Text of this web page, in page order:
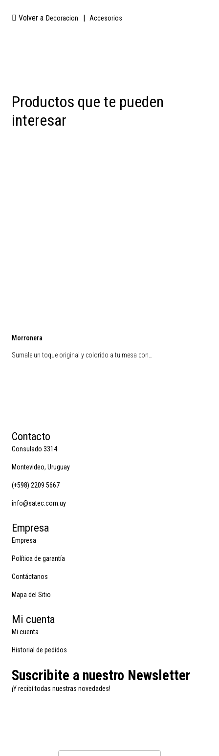
Volver a Decoracion | Accesorios
Productos que te pueden
interesar
Morronera
Sumale un toque original y colorido a tu mesa con…
Contacto
Consulado 3314
Montevideo, Uruguay
(+598) 2209 5667
info@satec.com.uy
Empresa
Empresa
Política de garantía
Contáctanos
Mapa del Sitio
Mi cuenta
Mi cuenta
Historial de pedidos
Suscribite a nuestro Newsletter
¡Y recibí todas nuestras novedades!